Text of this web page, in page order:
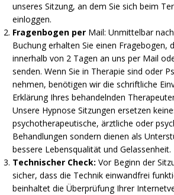
unseres Sitzung, an dem Sie sich beim
einloggen.
Fragenbogen per Mail: Unmittelbar
Buchung erhalten Sie einen Fragebogen,
innerhalb von 2 Tagen an uns per Mail
senden. Wenn Sie in Therapie sind oder
nehmen, benötigen wir die schriftliche
Erklärung Ihres behandelnden
Unsere Hypnose Sitzungen ersetzen
psychotherapeutische, ärztliche oder
Behandlungen sondern dienen als
bessere Lebensqualität und Gelassenheit.
Technischer Check: Vor Beginn der
sicher, dass die Technik einwandfrei
beinhaltet die Überprüfung Ihrer